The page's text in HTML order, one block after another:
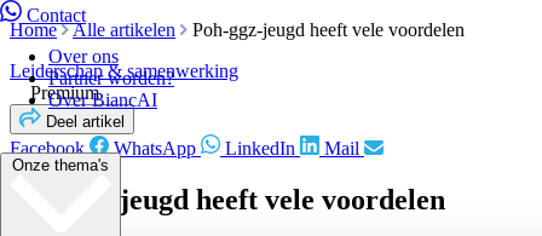
Contact
Over ons
Partner worden?
Over BiancAI
Onze thema's
Home Alle artikelen
Poh-ggz-jeugd heeft vele voordelen
Leiderschap & samenwerking
Premium
Deel artikel
Facebook WhatsApp LinkedIn Mail
Poh-ggz-jeugd heeft vele voordelen